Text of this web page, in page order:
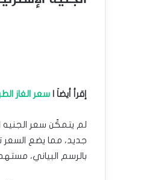
إقرأ أيضاَ | سعر الغاز
جديد، مما يضع السعر
بالرسم البياني، مستهدفاً مستويات 1.2465$ ثم